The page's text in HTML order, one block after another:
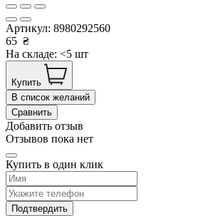
Артикул: 8980292560
65 ₴
На складе: <5 шт
Купить
В список желаний
Сравнить
Добавить отзыв
Отзывов пока нет
Купить в один клик
Подтвердить